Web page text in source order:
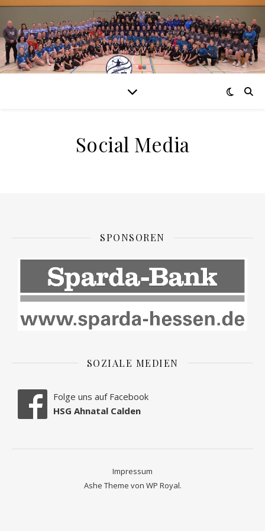
Social Media
SPONSOREN
SOZIALE MEDIEN
Folge uns auf Facebook
HSG Ahnatal Calden
Impressum
Ashe Theme von WP Royal.